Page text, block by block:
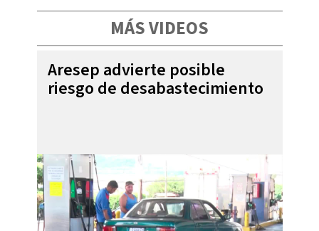
MÁS VIDEOS
Aresep advierte posible
riesgo de desabastecimiento